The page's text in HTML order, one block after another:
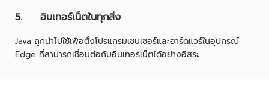
5. อินเทอร์เน็ตในทุกสิ่ง
Java ถูกนำไปใช้เพื่อตั้งโปรแกรมเซนเซอร์และฮาร์ดแวร์ในอุปกรณ์
Edge ที่สามารถเชื่อมต่อกับอินเทอร์เน็ตได้อย่างอิสระ